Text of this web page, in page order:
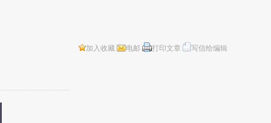
加入收藏 电邮 打印文章 写信给编辑